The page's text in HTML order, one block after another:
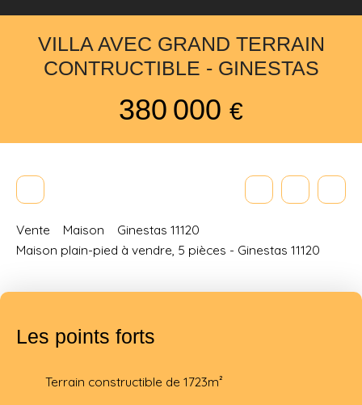
VILLA AVEC GRAND TERRAIN
CONTRUCTIBLE - GINESTAS
380 000 €
Vente Maison
Ginestas 11120
Maison plain-pied à vendre, 5 pièces - Ginestas 11120
Les points forts
Terrain constructible de 1723m²